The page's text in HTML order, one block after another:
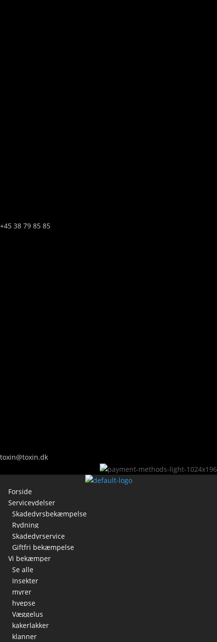
+45 38 79 85 85
toxin@toxin.dk
Forside
Serviceydelser
Skadedyrsbekæmpelse
Rydning
Skadedyrservice
Giftfri bekæmpelse
Vi bekæmper
Se alle
Insekter
myrer
hvepse
Væggelus
kakerlakker
klanner